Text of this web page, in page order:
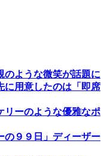
のような微笑が話題に
に用意したのは「即席
リーのような優雅なポ
の９９日」ディーザー